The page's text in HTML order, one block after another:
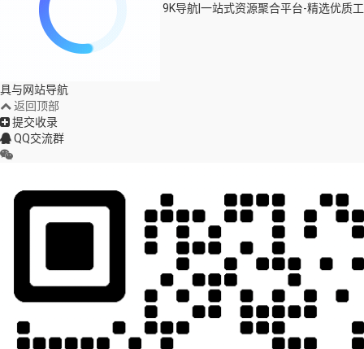
9K导航|一站式资源聚合平台-精选优质工
具与网站导航
返回顶部
提交收录
QQ交流群